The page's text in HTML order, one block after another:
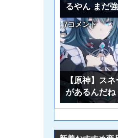
るやん まだ
7コメント
【原神】ス
があるんだね